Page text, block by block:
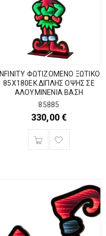
INFINITY ΦΩΤΙΖΟΜΕΝΟ ΞΩΤΙΚΟ
85Χ180ΕΚ ΔΙΠΛΗΣ ΟΨΗΣ ΣΕ
ΑΛΟΥΜΙΝΕΝΙΑ ΒΑΣΗ
85885
330,00€